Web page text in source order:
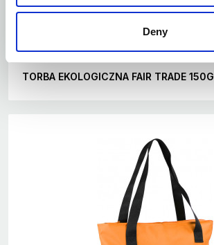
Deny
TORBA EKOLOGICZNA FAIR TRADE 150G